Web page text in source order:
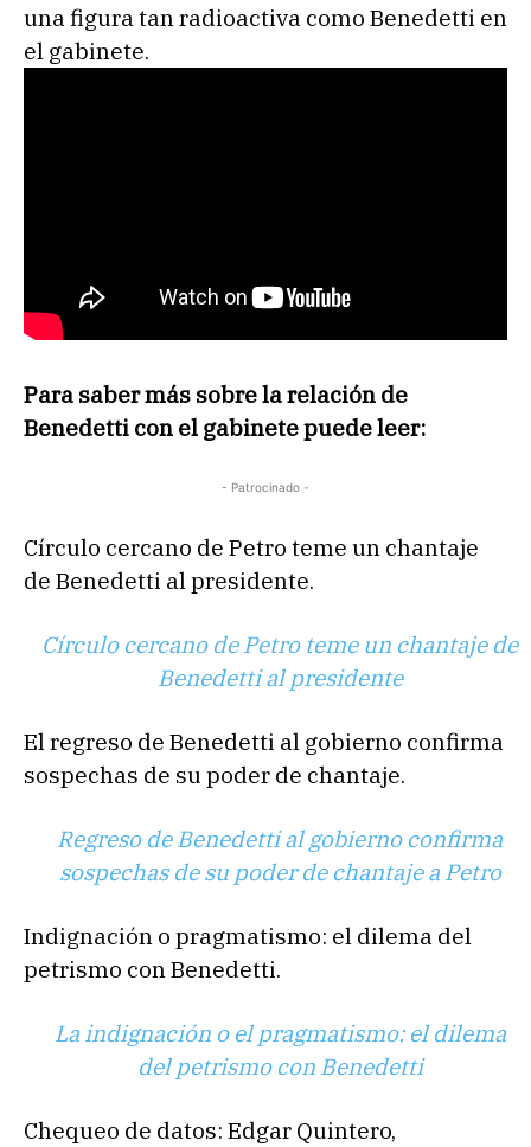
una figura tan radioactiva como Benedetti en
el gabinete.
Para saber más sobre la relación de
Benedetti con el gabinete puede leer:
- Patrocinado -
Círculo cercano de Petro teme un chantaje
de Benedetti al presidente.
Círculo cercano de Petro teme un chantaje de
Benedetti al presidente
El regreso de Benedetti al gobierno confirma
sospechas de su poder de chantaje.
Regreso de Benedetti al gobierno confirma
sospechas de su poder de chantaje a Petro
Indignación o pragmatismo: el dilema del
petrismo con Benedetti.
La indignación o el pragmatismo: el dilema
del petrismo con Benedetti
Chequeo de datos: Edgar Quintero,